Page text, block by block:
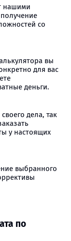
нашими
со
вы
для вас
деньги.
дела, так
у настоящих
выбранного
по